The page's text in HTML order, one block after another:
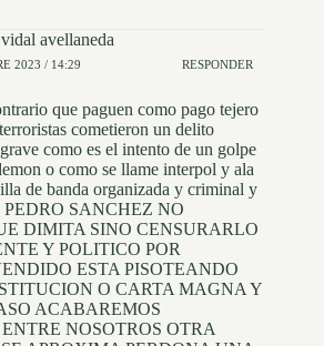
avellaneda
2023 / 14:29 RESPONDER
que paguen como pago tejero
cometieron un delito
como es el intento de un golpe
o como se llame interpol y ala
de banda organizada y criminal y
SANCHEZ NO
DIMITA SINO CENSURARLO
Y POLITICO POR
ESTA PISOTEANDO
O CARTA MAGNA Y
ACABAREMOS
NOSOTROS OTRA